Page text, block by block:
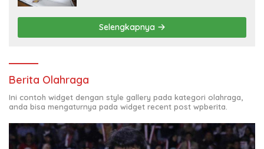
Selengkapnya
Berita Olahraga
Ini contoh widget dengan style gallery pada kategori olahraga,
anda bisa mengaturnya pada widget recent post wpberita.